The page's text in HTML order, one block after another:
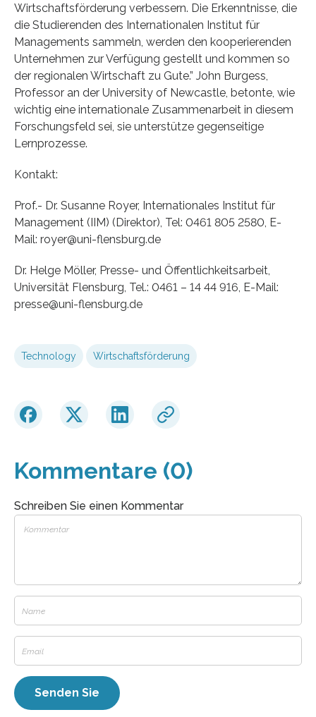
Wirtschaftsförderung verbessern. Die Erkenntnisse, die
die Studierenden des Internationalen Institut für
Managements sammeln, werden den kooperierenden
Unternehmen zur Verfügung gestellt und kommen so
der regionalen Wirtschaft zu Gute.” John Burgess,
Professor an der University of Newcastle, betonte, wie
wichtig eine internationale Zusammenarbeit in diesem
Forschungsfeld sei, sie unterstütze gegenseitige
Lernprozesse.
Kontakt:
Prof.- Dr. Susanne Royer, Internationales Institut für
Management (IIM) (Direktor), Tel: 0461 805 2580, E-
Mail: royer@uni-flensburg.de
Dr. Helge Möller, Presse- und Öffentlichkeitsarbeit,
Universität Flensburg, Tel.: 0461 – 14 44 916, E-Mail:
presse@uni-flensburg.de
Technology Wirtschaftsförderung
Kommentare (0)
Schreiben Sie einen Kommentar